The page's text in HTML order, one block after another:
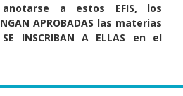
anotarse a estos EFIS, los
APROBADAS las materias
INSCRIBAN A ELLAS en el